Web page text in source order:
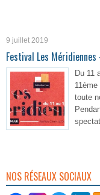
9 juillet 2019
Festival Les
Du 11
toute
NOS RÉSEAUX SOCIAUX